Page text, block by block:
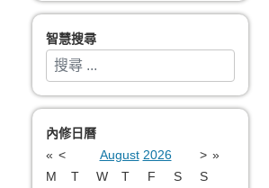
智慧搜尋
搜索
Type 2 or more characters for results.
內修日曆
« < August 2026 > »
M
T W T F S
S